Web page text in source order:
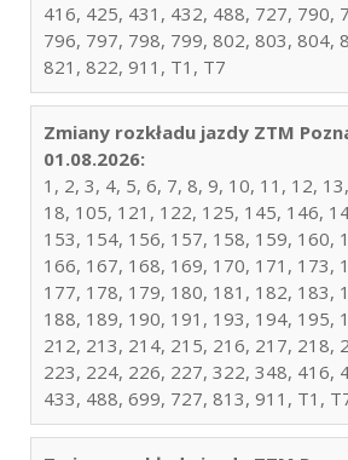
416, 425, 431, 432, 488, 727, 790,
796, 797, 798, 799, 802, 803, 804,
821, 822, 911, T1, T7
Zmiany rozkładu jazdy ZTM
01.08.2026:
1, 2, 3, 4, 5, 6, 7, 8, 9, 10, 11, 12,
18, 105, 121, 122, 125, 145, 146,
153, 154, 156, 157, 158, 159, 160,
166, 167, 168, 169, 170, 171, 173,
177, 178, 179, 180, 181, 182, 183,
188, 189, 190, 191, 193, 194, 195,
212, 213, 214, 215, 216, 217, 218,
223, 224, 226, 227, 322, 348, 416,
433, 488, 699, 727, 813, 911, T1,